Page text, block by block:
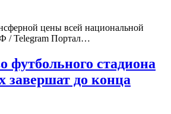
цены всей национальной
/ Telegram Портал…
футбольного стадиона
завершат до конца